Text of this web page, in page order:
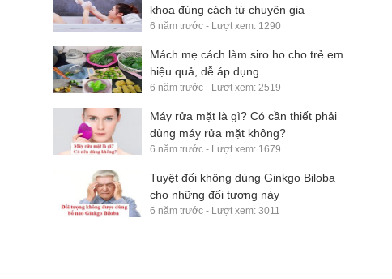
khoa đúng cách từ chuyên gia
6 năm trước - Lượt xem: 1290
Mách mẹ cách làm siro ho cho trẻ em
hiệu quả, dễ áp dụng
6 năm trước - Lượt xem: 2519
Máy rửa mặt là gì? Có cần thiết phải
dùng máy rửa mặt không?
6 năm trước - Lượt xem: 1679
Tuyệt đối không dùng Ginkgo Biloba
cho những đối tượng này
6 năm trước - Lượt xem: 3011